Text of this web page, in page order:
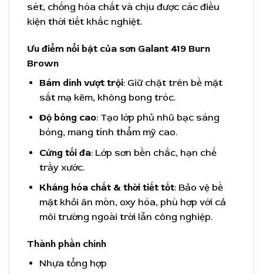
sét, chống hóa chất và chịu được các điều
kiện thời tiết khắc nghiệt.
Ưu điểm nổi bật của sơn Galant 419 Burn
Brown
Bám dính vượt trội: Giữ chặt trên bề mặt
sắt mạ kẽm, không bong tróc.
Độ bóng cao: Tạo lớp phủ nhũ bạc sáng
bóng, mang tính thẩm mỹ cao.
Cứng tối đa: Lớp sơn bền chắc, hạn chế
trầy xước.
Kháng hóa chất & thời tiết tốt: Bảo vệ bề
mặt khỏi ăn mòn, oxy hóa, phù hợp với cả
môi trường ngoài trời lẫn công nghiệp.
Thành phần chính
Nhựa tổng hợp